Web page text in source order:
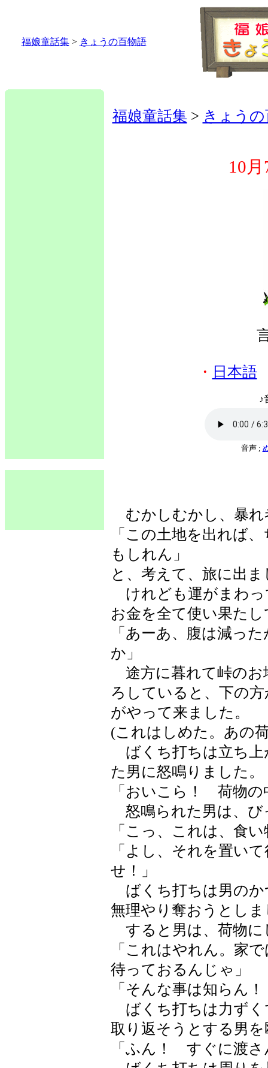
福娘童話集> きょうの百物語
福娘童話集 > きょう
10
・ 日本語
♪
音声 ;
むかしむかし、暴れ
「この土地を出れば
もしれん」
と、考えて、旅に出ま
けれども運がまわっ
お金を全て使い果た
「あーあ、腹は減っ
か」
途方に暮れて峠のお
ろしていると、下の
がやって来ました。
(これはしめた。あの
ばくち打ちは立ち上
た男に怒鳴りました。
「おいこら！ 荷物
怒鳴られた男は、び
「こっ、これは、食
「よし、それを置い
せ！」
ばくち打ちは男のか
無理やり奪おうとし
すると男は、荷物に
「これはやれん。家
待っておるんじゃ」
「そんな事は知らん
ばくち打ちは力ずく
取り返そうとする男
「ふん！ すぐに渡